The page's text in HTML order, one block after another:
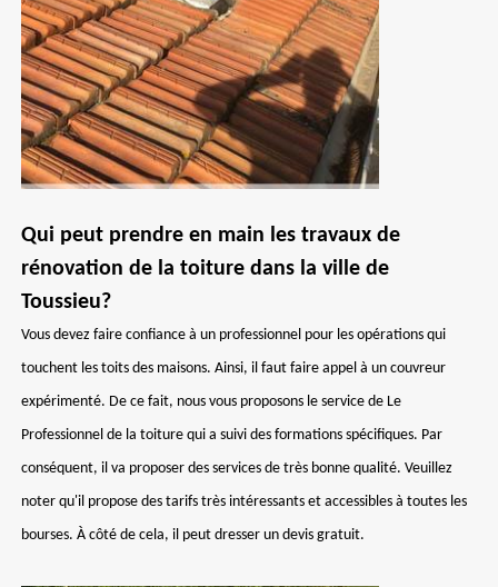
Qui peut prendre en main les travaux de
rénovation de la toiture dans la ville de
Toussieu?
Vous devez faire confiance à un professionnel pour les opérations qui
touchent les toits des maisons. Ainsi, il faut faire appel à un couvreur
expérimenté. De ce fait, nous vous proposons le service de Le
Professionnel de la toiture qui a suivi des formations spécifiques. Par
conséquent, il va proposer des services de très bonne qualité. Veuillez
noter qu'il propose des tarifs très intéressants et accessibles à toutes les
bourses. À côté de cela, il peut dresser un devis gratuit.